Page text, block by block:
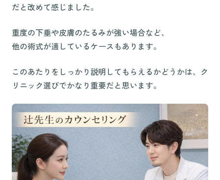
だと改めて感じました。
重度の下垂や皮膚のたるみが強い場合など、
他の術式が適しているケースもあります。
このあたりをしっかり説明してもらえるかどうかは、ク
リニック選びでかなり重要だと思います。